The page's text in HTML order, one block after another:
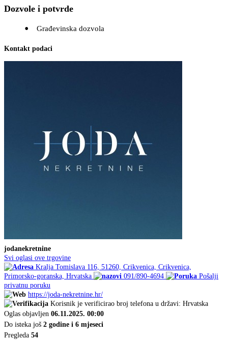
Dozvole i potvrde
Građevinska dozvola
Kontakt podaci
jodanekretnine
Svi oglasi ove trgovine
Kralja Tomislava 116, 51260, Crikvenica, Crikvenica,
Primorsko-goranska, Hrvatska
091/890-4694
Pošalji
privatnu poruku
https://joda-nekretnine.hr/
Korisnik je verificirao broj telefona u državi: Hrvatska
Oglas objavljen 06.11.2025. 00:00
Do isteka još 2 godine i 6 mjeseci
Pregleda 54